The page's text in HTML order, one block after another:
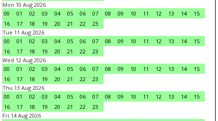
Mon 10 Aug 2026
00
01 02 03 04 05 06 07 08 09 10 11 12 13 14
15
16
17 18 19 20 21 22
23
Tue 11 Aug 2026
00
01 02 03 04 05 06 07 08 09 10 11 12 13 14
15
16
17 18 19 20 21 22
23
Wed 12 Aug 2026
00
01 02 03 04 05 06 07 08 09 10 11 12 13 14
15
16
17 18 19 20 21 22
23
Thu 13 Aug 2026
00
01 02 03 04 05 06 07 08 09 10 11 12 13 14
15
16
17 18 19 20 21 22
23
Fri 14 Aug 2026